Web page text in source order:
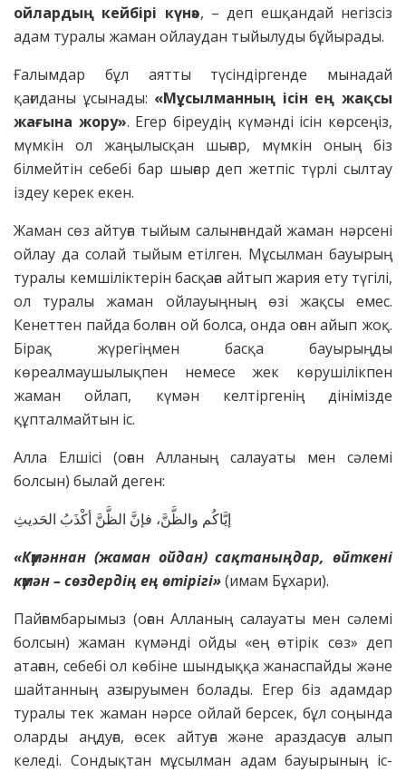
ойлардың кейбірі күнә», – деп ешқандай негізсіз
адам туралы жаман ойлаудан тыйылуды бұйырады.
Ғалымдар бұл аятты түсіндіргенде мынадай
қағиданы ұсынады: «Мұсылманның ісін ең жақсы
жағына жору». Егер біреудің күмәнді ісін көрсеңіз,
мүмкін ол жаңылысқан шығар, мүмкін оның біз
білмейтін себебі бар шығар деп жетпіс түрлі сылтау
іздеу керек екен.
Жаман сөз айтуға тыйым салынғандай жаман нәрсені
ойлау да солай тыйым етілген. Мұсылман бауырың
туралы кемшіліктерін басқаға айтып жария ету түгілі,
ол туралы жаман ойлауыңның өзі жақсы емес.
Кенеттен пайда болған ой болса, онда оған айып жоқ.
Бірақ жүрегіңмен басқа бауырыңды
көреалмаушылықпен немесе жек көрушілікпен
жаман ойлап, күмән келтіргенің дінімізде
құпталмайтын іс.
Алла Елшісі (оған Алланың салауаты мен сәлемі
болсын) былай деген:
إيَّاكُم والظَّنَّ، فإنَّ الظَّنَّ أكْذَبُ الحَديثِ
«Күмәннан (жаман ойдан) сақтаныңдар, өйткені
күмән – сөздердің ең өтірігі»(имам Бұхари).
Пайғамбарымыз (оған Алланың салауаты мен сәлемі
болсын) жаман күмәнді ойды «ең өтірік сөз» деп
атаған, себебі ол көбіне шындыққа жанаспайды және
шайтанның азғыруымен болады. Егер біз адамдар
туралы тек жаман нәрсе ойлай берсек, бұл соңында
оларды аңдуға, өсек айтуға және араздасуға алып
келеді. Сондықтан мұсылман адам бауырының іс-